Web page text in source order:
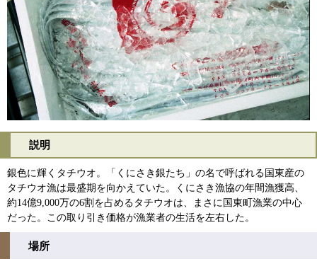
説明
銀色に輝くタチウオ。「くにさき銀たち」の名で呼ばれる国東産の
タチウオ漁は最盛期を向かえていた。くにさき漁協の年間漁獲高、
約14億9,000万の6割を占めるタチウオは、まさに国東町漁業の中心
だった。この取り引き価格が漁業者の生活を左右した。
場所